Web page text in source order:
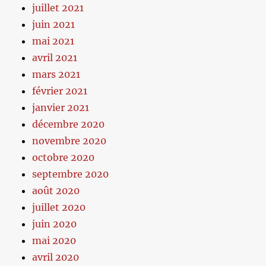
juillet 2021
juin 2021
mai 2021
avril 2021
mars 2021
février 2021
janvier 2021
décembre 2020
novembre 2020
octobre 2020
septembre 2020
août 2020
juillet 2020
juin 2020
mai 2020
avril 2020